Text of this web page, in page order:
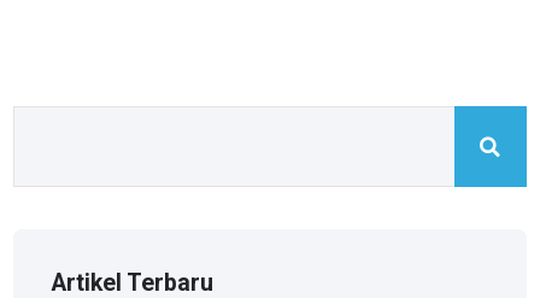
Artikel Terbaru